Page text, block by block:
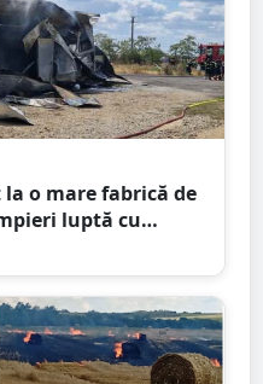
o mare fabrică de
luptă cu